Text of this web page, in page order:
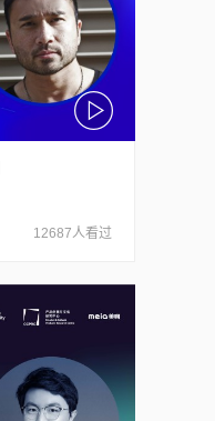
12687人看过